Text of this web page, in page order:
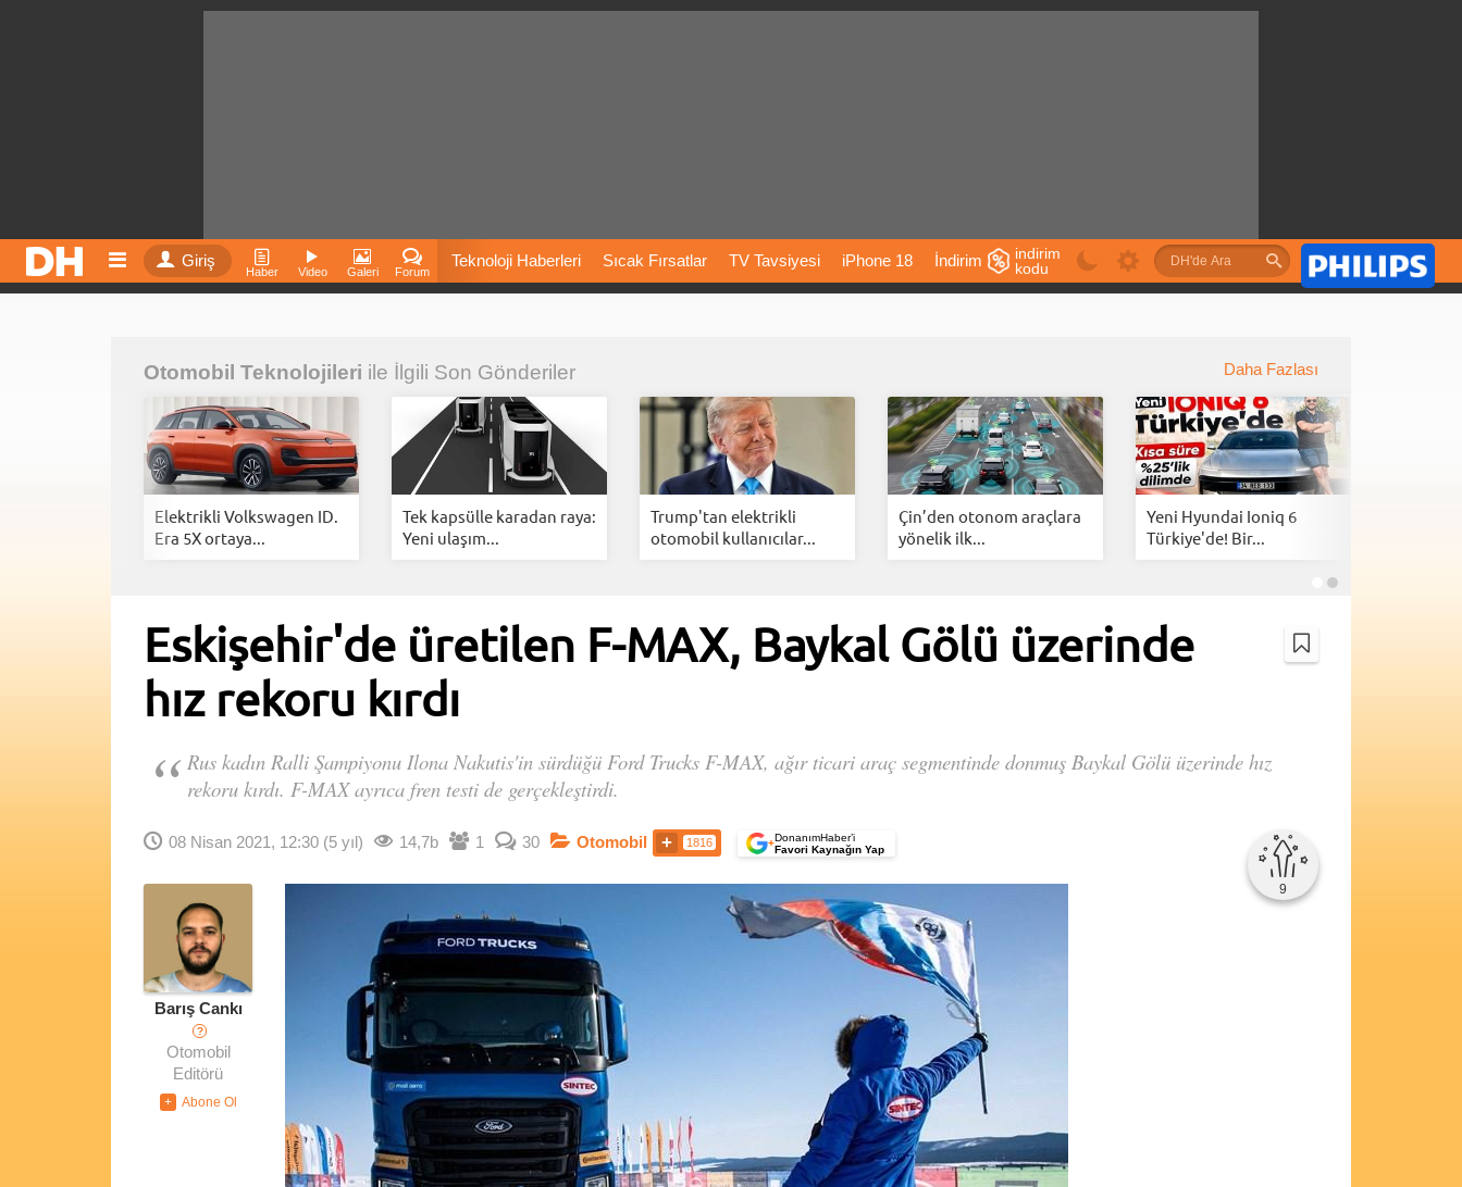
Giriş
Haber Video Galeri Forum
Teknoloji Haberleri Sıcak Fırsatlar TV Tavsiyesi iPhone 18 İndirim
Fiyatları Vizyondaki
İnstagram Dondurma Çöktü Mü
indirim
kodu
Otomobil Teknolojileri ile İlgili Son Gönderiler Daha Fazlası
Elektrikli Volkswagen ID.
Era 5X ortaya...
Tek kapsülle karadan raya:
Yeni ulaşım...
Trump'tan elektrikli
otomobil kullanıcılar...
Çin’den otonom araçlara
yönelik ilk...
Yeni Hyundai Ioniq 6
Türkiye'de! Bir...
Eskişehir'de üretilen F-MAX, Baykal Gölü üzerinde
hız rekoru kırdı
Rus kadın Ralli Şampiyonu Ilona Nakutis'in sürdüğü Ford Trucks F-MAX, ağır ticari araç segmentinde donmuş Baykal Gölü üzerinde hız
rekoru kırdı. F-MAX ayrıca fren testi de gerçekleştirdi.
08 Nisan 2021, 12:30 (5 yıl) 14,7b 1 30 Otomobil 1816 +DonanımHaber’i
Favori Kaynağın Yap
9
Barış Cankı
?
Otomobil
Editörü